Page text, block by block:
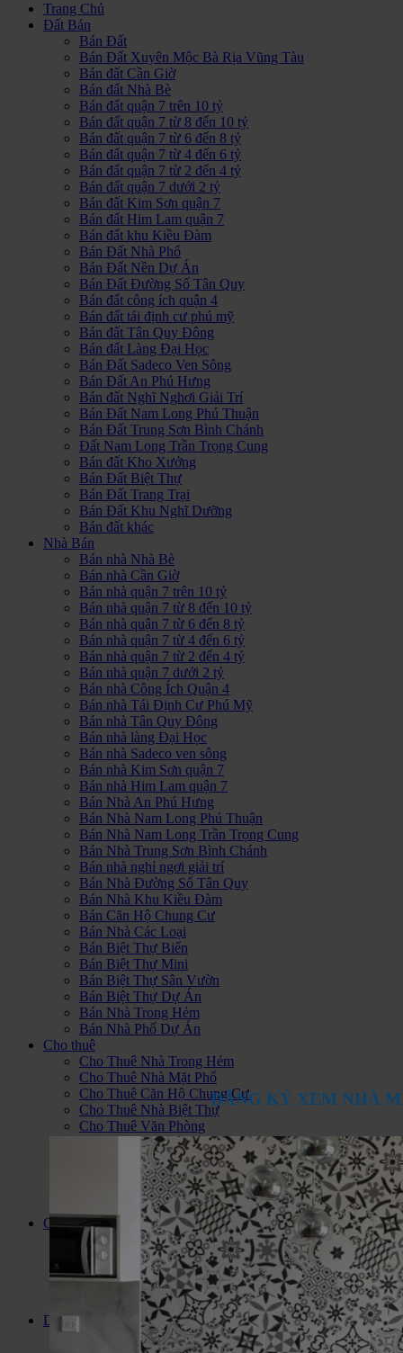
Trang Chủ
Đất Bán
Bán Đất
Bán Đất Xuyên Mộc Bà Rịa Vũng Tàu
Bán đất Cần Giờ
Bán đất Nhà Bè
Bán đất quận 7 trên 10 tỷ
Bán đất quận 7 từ 8 đến 10 tỷ
Bán đất quận 7 từ 6 đến 8 tỷ
Bán đất quận 7 từ 4 đến 6 tỷ
Bán đất quận 7 từ 2 đến 4 tỷ
Bán đất quận 7 dưới 2 tỷ
Bán đất Kim Sơn quận 7
Bán đất Him Lam quận 7
Bán đất khu Kiều Đàm
Bán Đất Nhà Phố
Bán Đất Nền Dự Án
Bán Đất Đường Số Tân Quy
Bán đất công ích quận 4
Bán đất tái định cư phú mỹ
Bán đất Tân Quy Đông
Bán đất Làng Đại Học
Bán Đất Sadeco Ven Sông
Bán Đất An Phú Hưng
Bán đất Nghĩ Nghơi Giải Trí
Bán Đất Nam Long Phú Thuận
Bán Đất Trung Sơn Bình Chánh
Đất Nam Long Trần Trọng Cung
Bán đất Kho Xưởng
Bán Đất Biệt Thự
Bán Đất Trang Trại
Bán Đất Khu Nghĩ Dưỡng
Bán đất khác
Nhà Bán
Bán nhà Nhà Bè
Bán nhà Cần Giờ
Bán nhà quận 7 trên 10 tỷ
Bán nhà quận 7 từ 8 đến 10 tỷ
Bán nhà quận 7 từ 6 đến 8 tỷ
Bán nhà quận 7 từ 4 đến 6 tỷ
Bán nhà quận 7 từ 2 đến 4 tỷ
Bán nhà quận 7 dưới 2 tỷ
Bán nhà Công Ích Quận 4
Bán nhà Tái Định Cư Phú Mỹ
Bán nhà Tân Quy Đông
Bán nhà làng Đại Học
Bán nhà Sadeco ven sông
Bán nhà Kim Sơn quận 7
Bán nhà Him Lam quận 7
Bán Nhà An Phú Hưng
Bán Nhà Nam Long Phú Thuận
Bán Nhà Nam Long Trần Trọng Cung
Bán Nhà Trung Sơn Bình Chánh
Bán nhà nghỉ ngơi giải trí
Bán Nhà Đường Số Tân Quy
Bán Nhà Khu Kiều Đàm
Bán Căn Hộ Chung Cư
Bán Nhà Các Loại
Bán Biệt Thự Biển
Bán Biệt Thự Mini
Bán Biệt Thự Sân Vườn
Bán Biệt Thự Dự Án
Bán Nhà Trong Hẻm
Bán Nhà Phố Dự Án
Cho thuê
Cho Thuê Nhà Trong Hẻm
Cho Thuê Nhà Mặt Phố
Cho Thuê Căn Hộ Chung Cư
Cho Thuê Nhà Biệt Thự
Cho Thuê Văn Phòng
Cho Thuê Nhà Trọ Phòng Trọ
Cho Thuê Cửa Hàng - I Ốt
Cho Thuê Đất, Kho, Nhà Xưởng
Cho Thuê Nhà Làm Khách Sạn
Cho Thuê Căn Hộ Dịch Vụ
Căn Hộ Quận 7
Cho Thuê Căn Hộ Q7
Bán căn hộ Quận 7
Căn Hộ Hoàng Anh Thanh Bình
Căn Hộ Sunrise City
Hoàng Anh Gia Lai 1
Dự án
Đất Nền Dự Án
ĐĂNG KÝ XEM NHÀ